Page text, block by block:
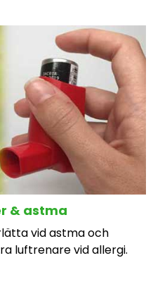
& astma
vid astma och
luftrenare vid allergi.